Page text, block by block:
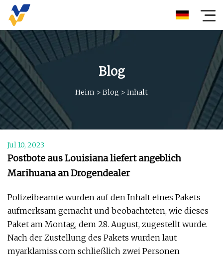
Blog
Heim > Blog > Inhalt
Jul 10, 2023
Postbote aus Louisiana liefert angeblich
Marihuana an Drogendealer
Polizeibeamte wurden auf den Inhalt eines Pakets
aufmerksam gemacht und beobachteten, wie dieses
Paket am Montag, dem 28. August, zugestellt wurde.
Nach der Zustellung des Pakets wurden laut
myarklamiss.com schließlich zwei Personen